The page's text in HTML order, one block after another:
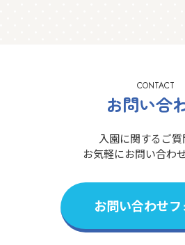
CONTACT
お問い合
入園に関するご質
お気軽にお問い合わ
お問い合わせフ